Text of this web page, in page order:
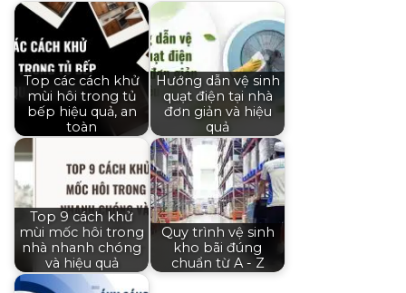
Top các cách khử
mùi hôi trong tủ
bếp hiệu quả, an
toàn
Hướng dẫn vệ sinh
quạt điện tại nhà
đơn giản và hiệu
quả
Top 9 cách khử
mùi mốc hôi trong
nhà nhanh chóng
và hiệu quả
Quy trình vệ sinh
kho bãi đúng
chuẩn từ A - Z